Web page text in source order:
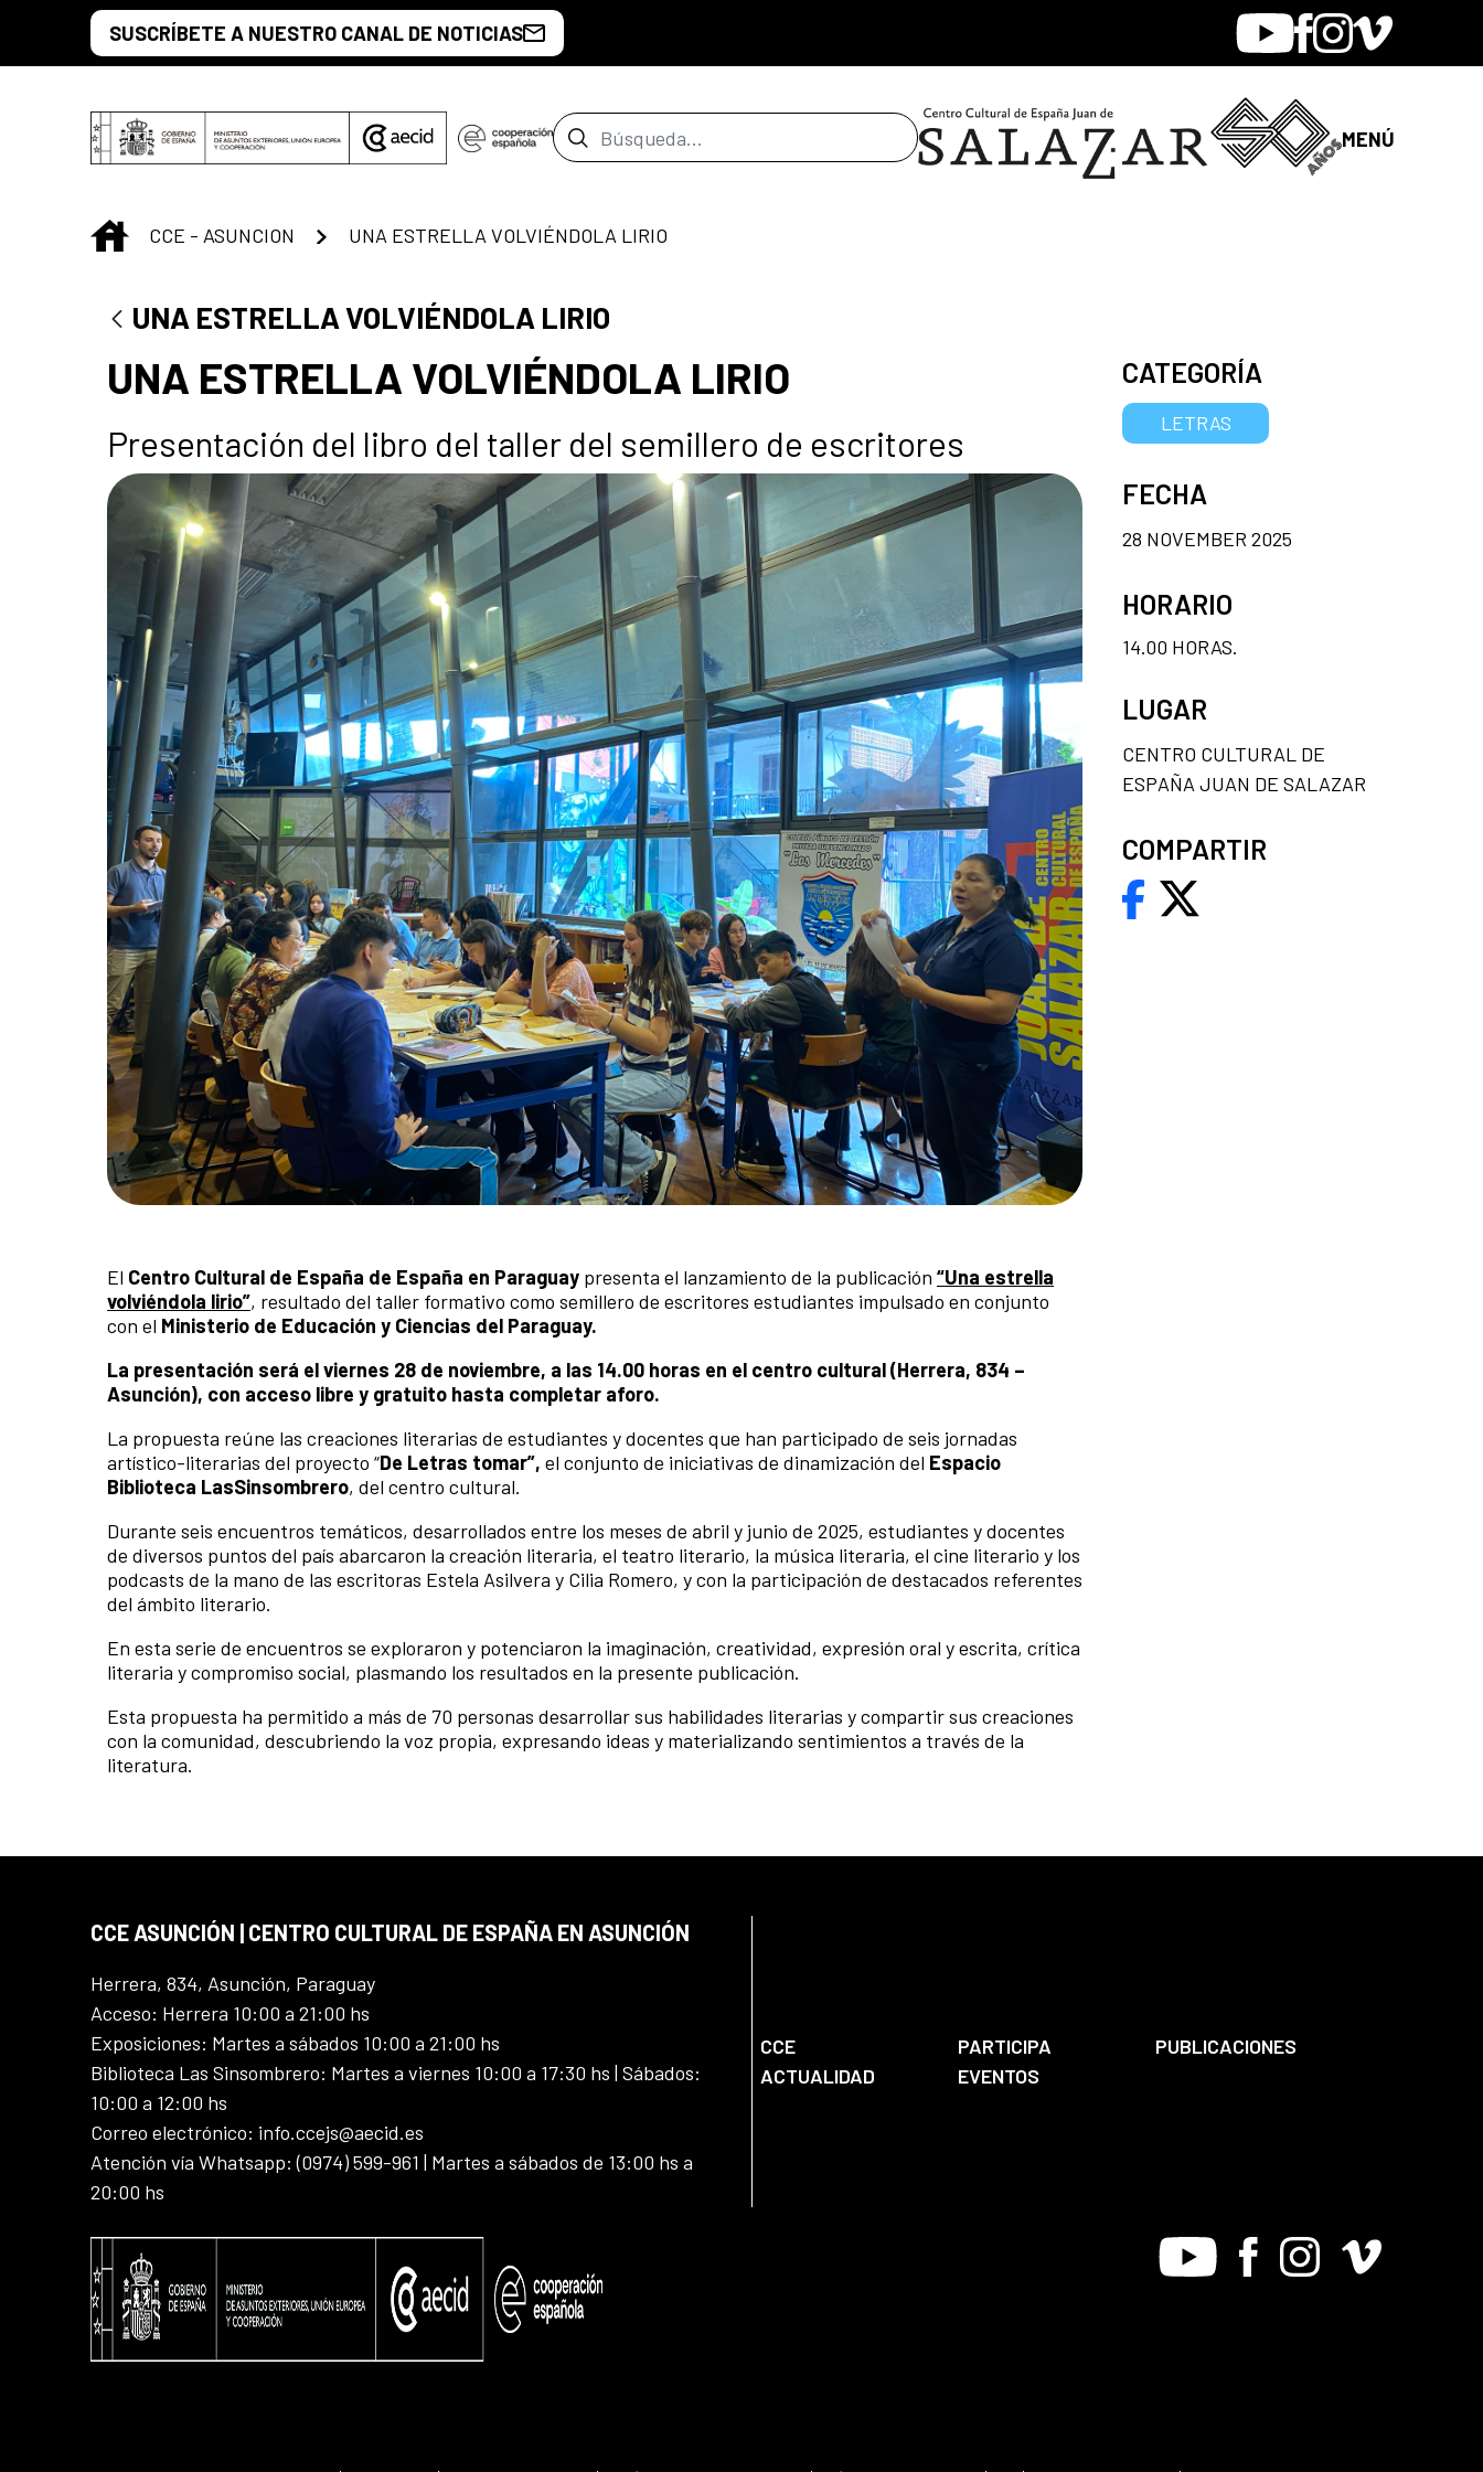
Saltar al contenido principal
SUSCRÍBETE A NUESTRO CANAL DE NOTICIAS YoutubeFacebook
Instagram
Vimeo
Barra de búsqueda MENÚ
INICIO
CCE - ASUNCION UNA ESTRELLA VOLVIÉNDOLA LIRIO
UNA ESTRELLA VOLVIÉNDOLA LIRIO
UNA ESTRELLA VOLVIÉNDOLA LIRIO
Presentación del libro del taller del semillero de escritores
El Centro Cultural de España de España en Paraguay presenta el lanzamiento de la publicación “Una estrella
volviéndola lirio”, resultado del taller formativo como semillero de escritores estudiantes impulsado en conjunto
con el Ministerio de Educación y Ciencias del Paraguay.
La presentación será el viernes 28 de noviembre, a las 14.00 horas en el centro cultural (Herrera, 834 –
Asunción), con acceso libre y gratuito hasta completar aforo.
La propuesta reúne las creaciones literarias de estudiantes y docentes que han participado de seis jornadas
artístico-literarias del proyecto “De Letras tomar”, el conjunto de iniciativas de dinamización del Espacio
Biblioteca LasSinsombrero, del centro cultural.
Durante seis encuentros temáticos, desarrollados entre los meses de abril y junio de 2025, estudiantes y docentes
de diversos puntos del país abarcaron la creación literaria, el teatro literario, la música literaria, el cine literario y los
podcasts de la mano de las escritoras Estela Asilvera y Cilia Romero, y con la participación de destacados referentes
del ámbito literario.
En esta serie de encuentros se exploraron y potenciaron la imaginación, creatividad, expresión oral y escrita, crítica
literaria y compromiso social, plasmando los resultados en la presente publicación.
Esta propuesta ha permitido a más de 70 personas desarrollar sus habilidades literarias y compartir sus creaciones
con la comunidad, descubriendo la voz propia, expresando ideas y materializando sentimientos a través de la
literatura.
CATEGORÍA
LETRAS
FECHA
28 NOVEMBER 2025
HORARIO
14.00 HORAS.
LUGAR
CENTRO CULTURAL DE
ESPAÑA JUAN DE SALAZAR
COMPARTIR
CCE ASUNCIÓN | CENTRO CULTURAL DE ESPAÑA EN ASUNCIÓN
Herrera, 834, Asunción, Paraguay
Acceso: Herrera 10:00 a 21:00 hs
Exposiciones: Martes a sábados 10:00 a 21:00 hs
Biblioteca Las Sinsombrero: Martes a viernes 10:00 a 17:30 hs | Sábados:
10:00 a 12:00 hs
Correo electrónico: info.ccejs@aecid.es
Atención vía Whatsapp: (0974) 599-961 | Martes a sábados de 13:00 hs a
20:00 hs
CCE PARTICIPA
PUBLICACIONES
ACTUALIDAD
EVENTOS
Youtube FacebookInstagram
Vimeo